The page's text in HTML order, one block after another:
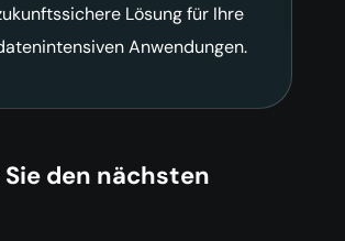
Lösung für Ihre
Anwendungen.
den nächsten